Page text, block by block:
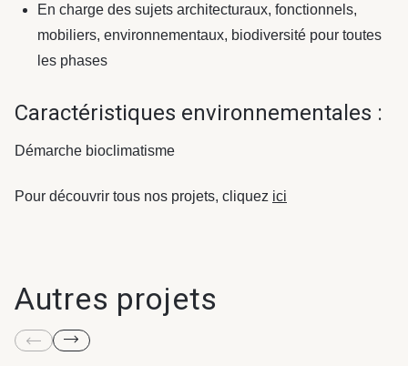
En charge des sujets architecturaux, fonctionnels,
mobiliers, environnementaux, biodiversité pour toutes
les phases
Caractéristiques environnementales :
Démarche bioclimatisme
Pour découvrir tous nos projets, cliquez ici
Autres projets